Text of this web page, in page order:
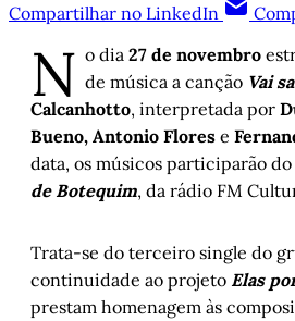
Compartilhar no LinkedIn
N o dia 27 de novembro
de música a canção Vai
Calcanhotto, interpretada por
Bueno, Antonio Flores e
data, os músicos participarão
de Botequim, da rádio FM
Trata-se do terceiro single do
continuidade ao projeto Elas
prestam homenagem às